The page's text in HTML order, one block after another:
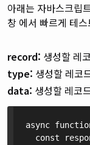
아래는 자바스크립
창 에서 빠르게 테
record: 생성할 레
type: 생성할 레코
data: 생성할 레코
async
const